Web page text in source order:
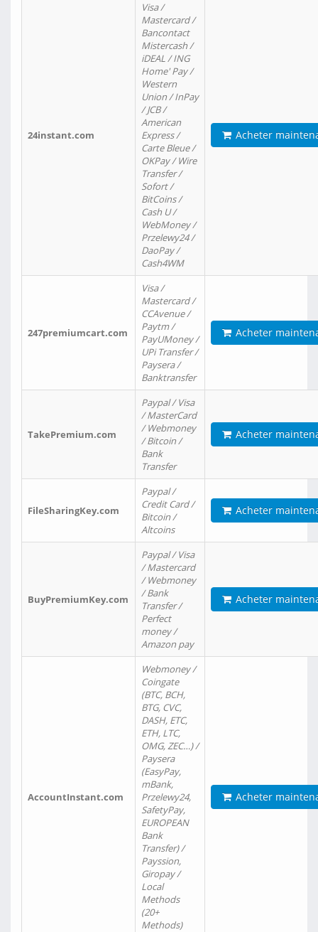
24instant.com
Visa /
Mastercard /
Bancontact
Mistercash /
iDEAL / ING
Home' Pay /
Western
Union / InPay
/ JCB /
American
Express /
Carte Bleue /
OKPay / Wire
Transfer /
Sofort /
BitCoins /
Cash U /
WebMoney /
Przelewy24 /
DaoPay /
Cash4WM
Acheter
247premiumcart.com
Visa /
Mastercard /
CCAvenue /
Paytm /
PayUMoney /
UPi Transfer /
Paysera /
Banktransfer
Acheter
TakePremium.com
Paypal / Visa
/ MasterCard
/ Webmoney
/ Bitcoin /
Bank
Transfer
Acheter
FileSharingKey.com
Paypal /
Credit Card /
Bitcoin /
Altcoins
Acheter
BuyPremiumKey.com
Paypal / Visa
/ Mastercard
/ Webmoney
/ Bank
Transfer /
Perfect
money /
Amazon pay
Acheter
AccountInstant.com
Webmoney /
Coingate
(BTC, BCH,
BTG, CVC,
DASH, ETC,
ETH, LTC,
OMG, ZEC…) /
Paysera
(EasyPay,
mBank,
Przelewy24,
SafetyPay,
EUROPEAN
Bank
Transfer) /
Payssion,
Giropay /
Local
Methods
(20+
Methods)
Acheter